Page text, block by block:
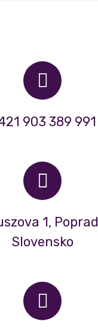
903 389 991
1, Poprad
Slovensko